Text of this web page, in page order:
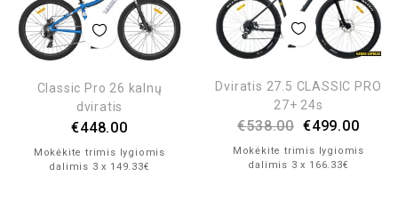
Classic Pro 26 kalnų
dviratis
€448.00
Mokėkite trimis lygiomis
dalimis 3 x 149.33€
Dviratis 27.5 CLASSIC PRO
27+ 24s
€538.00 €499.00
Mokėkite trimis lygiomis
dalimis 3 x 166.33€